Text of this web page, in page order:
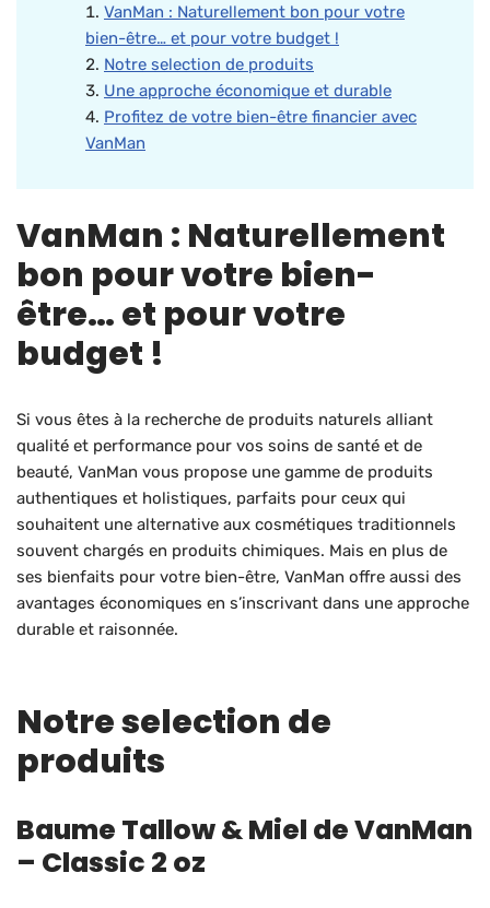
VanMan : Naturellement bon pour votre
bien-être… et pour votre budget !
Notre selection de produits
Une approche économique et durable
Profitez de votre bien-être financier avec
VanMan
VanMan : Naturellement
bon pour votre bien-
être… et pour votre
budget !
Si vous êtes à la recherche de produits naturels alliant
qualité et performance pour vos soins de santé et de
beauté, VanMan vous propose une gamme de produits
authentiques et holistiques, parfaits pour ceux qui
souhaitent une alternative aux cosmétiques traditionnels
souvent chargés en produits chimiques. Mais en plus de
ses bienfaits pour votre bien-être, VanMan offre aussi des
avantages économiques en s’inscrivant dans une approche
durable et raisonnée.
Notre selection de
produits
Baume Tallow & Miel de VanMan
– Classic 2 oz